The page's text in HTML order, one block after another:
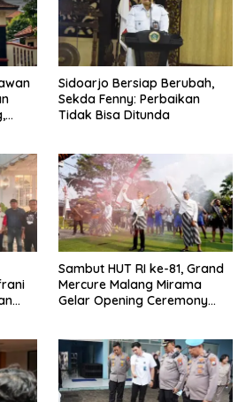
Sidoarjo Bersiap Berubah,
Sekda Fenny: Perbaikan
Tidak Bisa Ditunda
Sambut HUT RI ke-81, Grand
Mercure Malang Mirama
Gelar Opening Ceremony